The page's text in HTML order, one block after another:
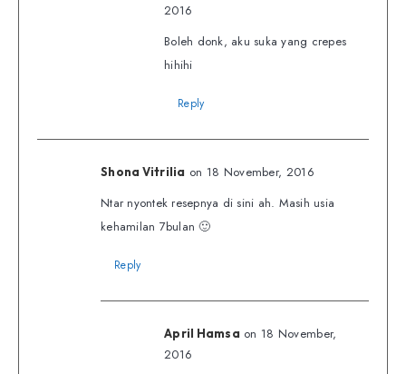
2016
Boleh donk, aku suka yang crepes
hihihi
Reply
Shona Vitrilia on 18 November, 2016
Ntar nyontek resepnya di sini ah. Masih usia
kehamilan 7bulan 🙂
Reply
April Hamsa on 18 November,
2016